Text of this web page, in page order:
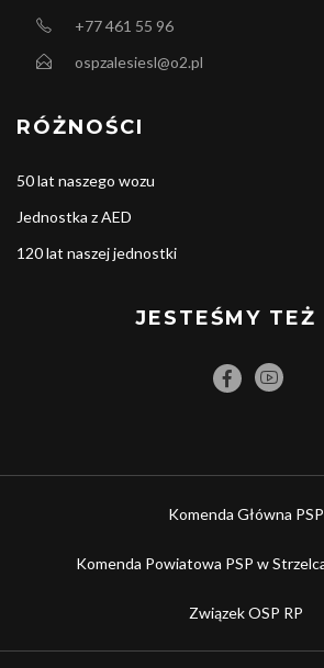
+77 461 55 96
ospzalesiesl@o2.pl
RÓŻNOŚCI
50 lat naszego wozu
Jednostka z AED
120 lat naszej jednostki
JESTEŚMY TEŻ
Komenda Główna PSP
Komenda Powiatowa PSP w
Związek OSP RP